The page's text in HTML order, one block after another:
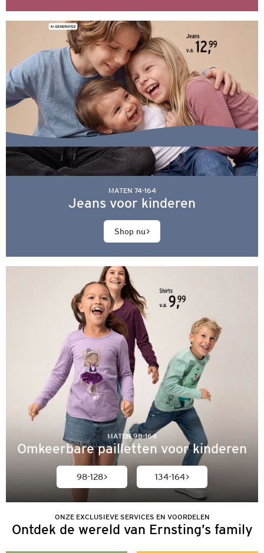
MATEN 74-164
Jeans voor kinderen
Shop nu
MATEN 98-164
Omkeerbare pailletten voor kinderen
98-128 134-164
ONZE EXCLUSIEVE SERVICES EN VOORDELEN
Ontdek de wereld van Ernsting’s family